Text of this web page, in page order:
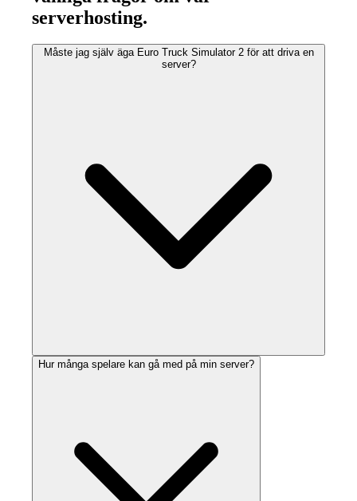
serverhosting.
Måste jag själv äga Euro Truck Simulator 2 för att driva en
server?
Hur många spelare kan gå med på min server?